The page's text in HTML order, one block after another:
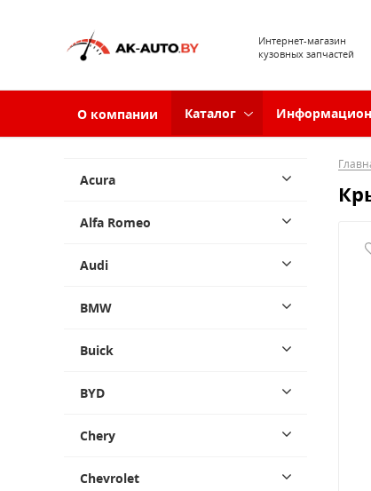
Интернет-магазин
кузовных запчастей
О компании Каталог
Acura
Alfa Romeo
Audi
BMW
Buick
BYD
Chery
Chevrolet